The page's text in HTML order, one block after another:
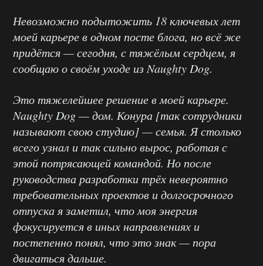
Невозможно подытожить 18 ключевых лет
моей карьере в одном посте блога, но всё же
придётся — сегодня, с тяжёлым сердцем, я
сообщаю о своём уходе из Naughty Dog.
Это тяжелейшее решение в моей карьере.
Naughty Dog — дом. Конура [так сотрудники
называют свою студию] — семья. Я столько
всего узнал и так сильно вырос, работая с
этой потрясающей командой. Но после
руководства разработки трёх невероятно
требовательных проектов и долгосрочного
отпуска я заметил, что моя энергия
фокусируется в иных направлениях и
постепенно понял, что это знак — пора
двигаться дальше.